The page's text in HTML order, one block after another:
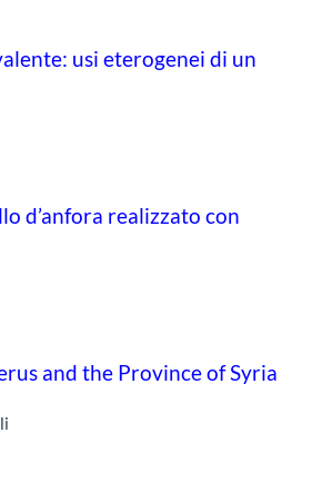
usi eterogenei di un
d’anfora realizzato con
and the Province of Syria